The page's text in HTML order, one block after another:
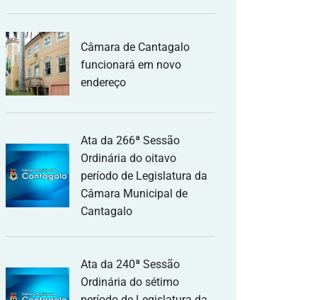
Câmara de Cantagalo
funcionará em novo
endereço
Ata da 266ª Sessão
Ordinária do oitavo
período de Legislatura da
Câmara Municipal de
Cantagalo
Ata da 240ª Sessão
Ordinária do sétimo